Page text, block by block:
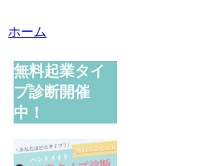
ホーム
無料起業タイ
プ診断開催
中！